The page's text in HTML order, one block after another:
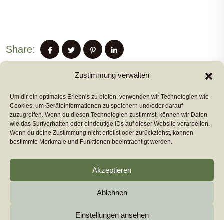
Zustimmung verwalten
Um dir ein optimales Erlebnis zu bieten, verwenden wir Technologien wie
Cookies, um Geräteinformationen zu speichern und/oder darauf
zuzugreifen. Wenn du diesen Technologien zustimmst, können wir Daten
wie das Surfverhalten oder eindeutige IDs auf dieser Website verarbeiten.
Wenn du deine Zustimmung nicht erteilst oder zurückziehst, können
bestimmte Merkmale und Funktionen beeinträchtigt werden.
Akzeptieren
Ablehnen
Einstellungen ansehen
Share:
PREVIUS POST
NEXT POST
euromarcomAll Rights Reserved by